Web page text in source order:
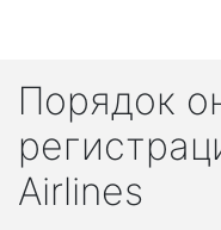
Порядок
Airlines